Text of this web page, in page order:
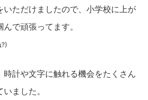
いただけましたので、小学校に上が
で頑張ってます。
時計や文字に触れる機会をたくさん
ました。